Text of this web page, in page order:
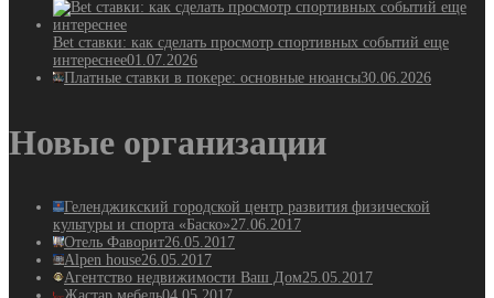
Bet ставки: как сделать просмотр спортивных событий еще
интереснее01.07.2026
Платные ставки в покере: основные нюансы30.06.2026
Новые организации
Геленджикский городской центр развития физической
культуры и спорта «Баско»27.06.2017
Отель Фаворит26.05.2017
Alpen house26.05.2017
Агентство недвижимости Ваш Дом25.05.2017